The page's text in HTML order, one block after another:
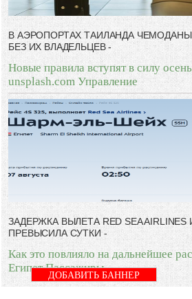
В АЭРОПОРТАХ ТАИЛАНДА
БЕЗ ИХ ВЛАДЕЛЬЦЕВ -
Новые правила вступят в силу
unsplash.com Управление
ЗАДЕРЖКА ВЫЛЕТА RED SEA
ПРЕВЫСИЛА СУТКИ -
Как это повлияло на дальнейшее
Египет Пассажиры
ДОБАВИТЬ БАННЕР